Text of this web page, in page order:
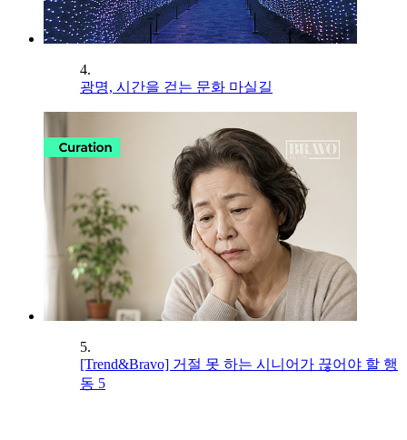
4.
광명, 시간을 걷는 문화 마실길
5.
[Trend&Bravo] 거절 못 하는 시니어가 끊어야 할 행
동 5